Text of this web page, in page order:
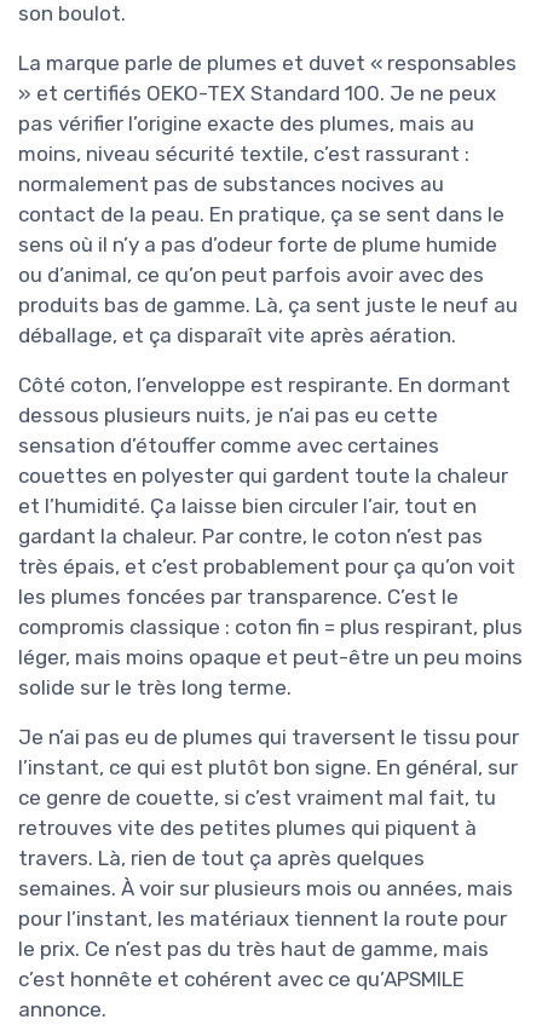
son boulot.
La marque parle de plumes et duvet « responsables
» et certifiés OEKO-TEX Standard 100. Je ne peux
pas vérifier l’origine exacte des plumes, mais au
moins, niveau sécurité textile, c’est rassurant :
normalement pas de substances nocives au
contact de la peau. En pratique, ça se sent dans le
sens où il n’y a pas d’odeur forte de plume humide
ou d’animal, ce qu’on peut parfois avoir avec des
produits bas de gamme. Là, ça sent juste le neuf au
déballage, et ça disparaît vite après aération.
Côté coton, l’enveloppe est respirante. En dormant
dessous plusieurs nuits, je n’ai pas eu cette
sensation d’étouffer comme avec certaines
couettes en polyester qui gardent toute la chaleur
et l’humidité. Ça laisse bien circuler l’air, tout en
gardant la chaleur. Par contre, le coton n’est pas
très épais, et c’est probablement pour ça qu’on voit
les plumes foncées par transparence. C’est le
compromis classique : coton fin = plus respirant, plus
léger, mais moins opaque et peut-être un peu moins
solide sur le très long terme.
Je n’ai pas eu de plumes qui traversent le tissu pour
l’instant, ce qui est plutôt bon signe. En général, sur
ce genre de couette, si c’est vraiment mal fait, tu
retrouves vite des petites plumes qui piquent à
travers. Là, rien de tout ça après quelques
semaines. À voir sur plusieurs mois ou années, mais
pour l’instant, les matériaux tiennent la route pour
le prix. Ce n’est pas du très haut de gamme, mais
c’est honnête et cohérent avec ce qu’APSMILE
annonce.